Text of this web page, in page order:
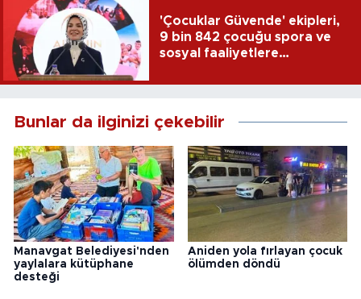
'Çocuklar Güvende' ekipleri,
9 bin 842 çocuğu spora ve
sosyal faaliyetlere
Bunlar da ilginizi çekebilir
Manavgat Belediyesi'nden
yaylalara kütüphane
desteği
Aniden yola fırlayan çocuk
ölümden döndü